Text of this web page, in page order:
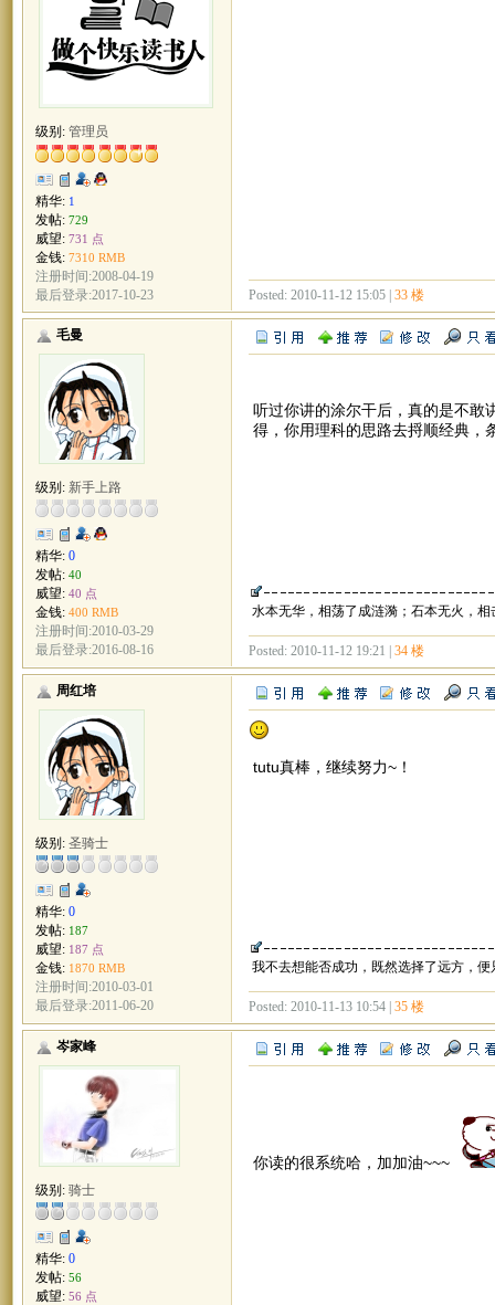
级别: 管理员
精华: 1
发帖: 729
威望: 731 点
金钱: 7310 RMB
注册时间:2008-04-19
最后登录:2017-10-23
Posted: 2010-11-12 15:05 | 33 楼
毛曼
级别: 新手上路
精华: 0
发帖: 40
威望: 40 点
金钱: 400 RMB
注册时间:2010-03-29
最后登录:2016-08-16
听过你讲的涂尔干后，真的是不敢
得，你用理科的思路去捋顺经典，
水本无华，相荡了成涟漪；石本无火，相
Posted: 2010-11-12 19:21 | 34 楼
周红培
级别: 圣骑士
精华: 0
发帖: 187
威望: 187 点
金钱: 1870 RMB
注册时间:2010-03-01
最后登录:2011-06-20
tutu真棒，继续努力~！
我不去想能否成功，既然选择了远方，便
Posted: 2010-11-13 10:54 | 35 楼
岑家峰
级别: 骑士
精华: 0
发帖: 56
威望: 56 点
你读的很系统哈，加加油~~~